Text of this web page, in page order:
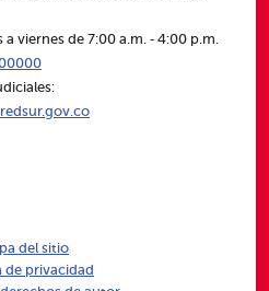
viernes de 7:00 a.m. ‑ 4:00 p.m.
del sitio
de privacidad